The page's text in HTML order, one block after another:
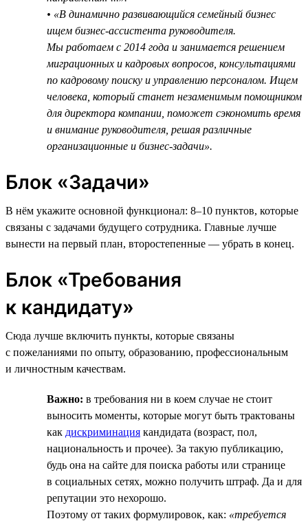
• «В динамично развивающийся семейный бизнес
ищем бизнес-ассистента руководителя.
Мы работаем с 2014 года и занимается решением
миграционных и кадровых вопросов, консультациями
по кадровому поиску и управлению персоналом. Ищем
человека, который станет незаменимым помощником
для директора компании, поможет сэкономить время
и внимание руководителя, решая различные
организационные и бизнес-задачи».
Блок «Задачи»
В нём укажите основной функционал: 8–10 пунктов, которые
связаны с задачами будущего сотрудника. Главные лучше
вынести на первый план, второстепенные — убрать в конец.
Блок «Требования
к кандидату»
Сюда лучше включить пункты, которые связаны
с пожеланиями по опыту, образованию, профессиональным
и личностным качествам.
Важно: в требования ни в коем случае не стоит
выносить моменты, которые могут быть трактованы
как дискриминация кандидата (возраст, пол,
национальность и прочее). За такую публикацию,
будь она на сайте для поиска работы или странице
в социальных сетях, можно получить штраф. Да и для
репутации это нехорошо.
Поэтому от таких формулировок, как: «требуется